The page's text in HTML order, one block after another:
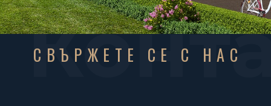
СВЪРЖЕТЕ СЕ С НАС